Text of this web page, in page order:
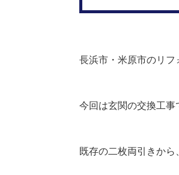
長浜市・米原市のリフ
今回は玄関の交換工事
既存の二枚両引きから